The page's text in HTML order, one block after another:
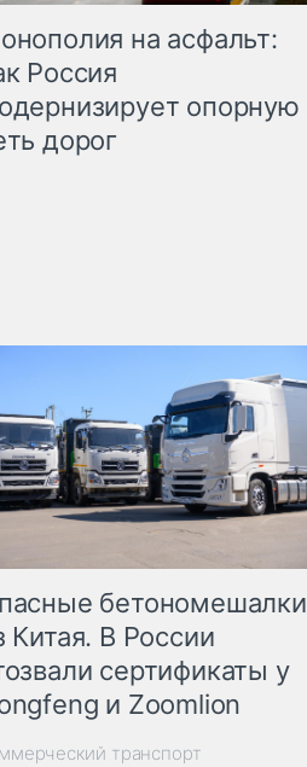
на асфальт:
Россия
опорную
дорог
бетономешалки
Китая. В России
сертификаты у
и Zoomlion
транспорт